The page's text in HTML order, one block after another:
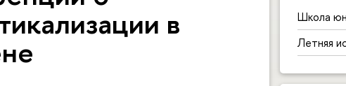
Школа
Летняя
в